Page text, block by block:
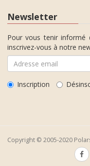
Newsletter
Pour vous tenir informé
inscrivez-vous à notre
Inscription
Copyright © 2005-2020